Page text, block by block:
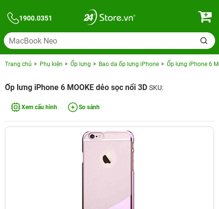
1900.0351
Trang chủ Phụ kiện Ốp lưng Bao da ốp lưng iPhone Ốp lưng iPhone 6
Ốp lưng iPhone 6 MOOKE dẻo sọc nổi 3D SKU:
Xem cấu hình So sánh